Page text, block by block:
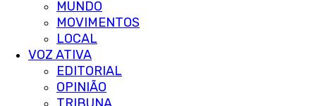
MUNDO
MOVIMENTOS
LOCAL
VOZ ATIVA
EDITORIAL
OPINIÃO